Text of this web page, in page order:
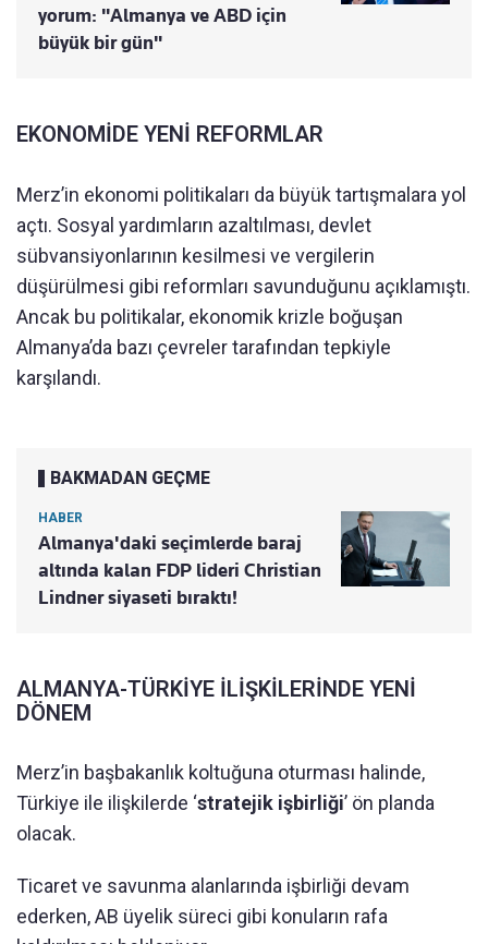
yorum: "Almanya ve ABD için
büyük bir gün"
EKONOMİDE YENİ REFORMLAR
Merz’in ekonomi politikaları da büyük tartışmalara yol
açtı. Sosyal yardımların azaltılması, devlet
sübvansiyonlarının kesilmesi ve vergilerin
düşürülmesi gibi reformları savunduğunu açıklamıştı.
Ancak bu politikalar, ekonomik krizle boğuşan
Almanya’da bazı çevreler tarafından tepkiyle
karşılandı.
BAKMADAN GEÇME
HABER
Almanya'daki seçimlerde baraj
altında kalan FDP lideri Christian
Lindner siyaseti bıraktı!
ALMANYA-TÜRKİYE İLİŞKİLERİNDE YENİ
DÖNEM
Merz’in başbakanlık koltuğuna oturması halinde,
Türkiye ile ilişkilerde ‘stratejik işbirliği’ ön planda
olacak.
Ticaret ve savunma alanlarında işbirliği devam
ederken, AB üyelik süreci gibi konuların rafa